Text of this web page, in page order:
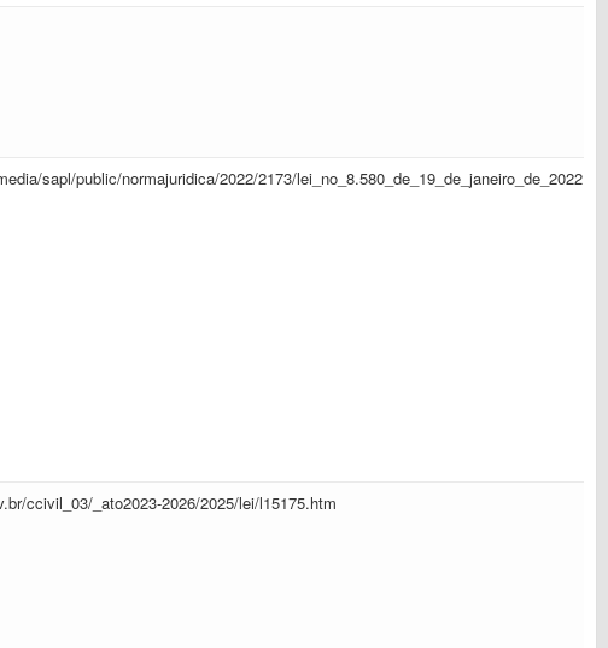
sapl/public/normajuridica/2022/2173/
ccivil_03/_ato2023-2026/2025/lei/l15175.htm